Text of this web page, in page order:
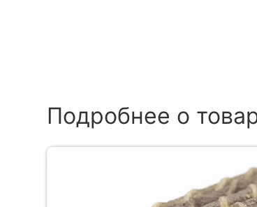
Подробнее о